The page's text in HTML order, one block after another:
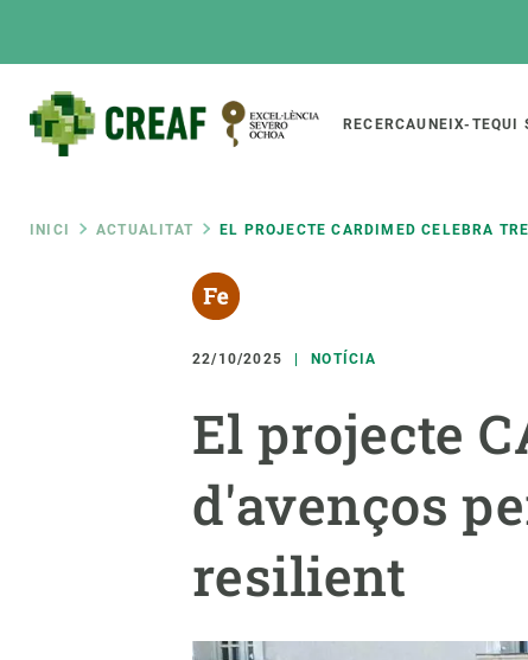
Main
RECERCAUNEIX-TEQUI
Fil
d'ariadna
INICI ACTUALITAT EL PROJECTE CARDIMED CELEBRA
22/10/2025 NOTÍCIA
El projecte
d'avenços
resilient
Featured
responsive
Responsive
menu
SOBRE NOSALTRES
Organització institucional
Infraestructures
Biodiversitat
Funcionament
Observació de la
Temes transversals
Synthesis Actions